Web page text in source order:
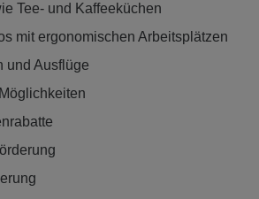
Tee- und Kaffeeküchen
mit ergonomischen Arbeitsplätzen
und Ausflüge